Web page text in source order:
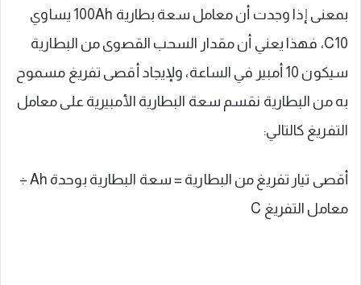
بمعنى إذا وجدت أن معامل سعة بطارية 100Ah يساوي
C10، فهذا يعني أن مقدار السحب القصوى من البطارية
سيكون 10 أمبير في الساعة، ولإيجاد أقصى تفريغ مسموح
به من البطارية نقسم سعة البطارية الأمبيرية على معامل
التفريغ كالتالي:
أقصى تيار تفريغ من البطارية = سعة البطارية بوحدة Ah ÷
معامل التفريغ C